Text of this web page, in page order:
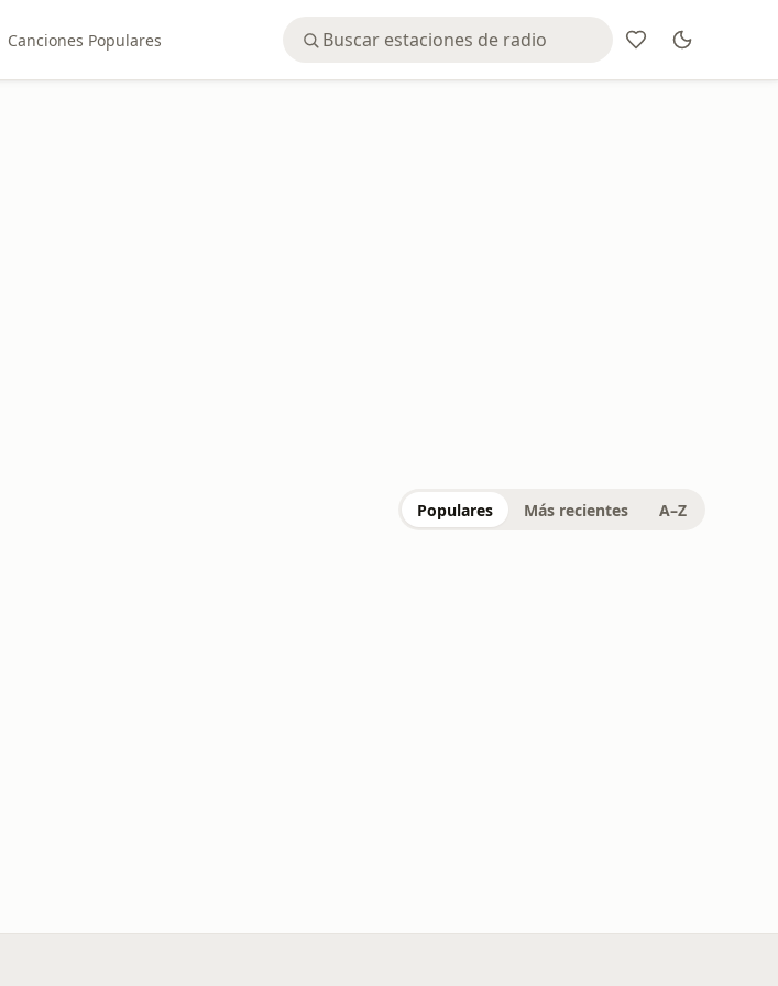
Canciones Populares
Populares Más recientes A–Z